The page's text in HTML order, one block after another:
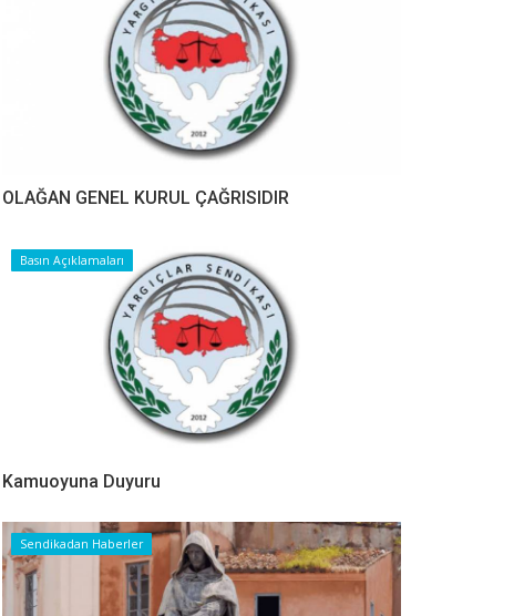
OLAĞAN GENEL KURUL ÇAĞRISIDIR
Basın Açıklamaları
Kamuoyuna Duyuru
Sendikadan Haberler